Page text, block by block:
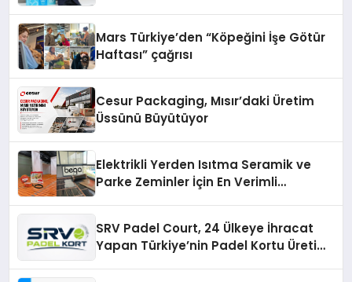
Mars Türkiye’den “Köpeğini İşe Götür
Haftası” çağrısı
Cesur Packaging, Mısır’daki Üretim
Üssünü Büyütüyor
Elektrikli Yerden Isıtma Seramik ve
Parke Zeminler İçin En Verimli
SRV Padel Court, 24 Ülkeye İhracat
Yapan Türkiye’nin Padel Kortu Üretim